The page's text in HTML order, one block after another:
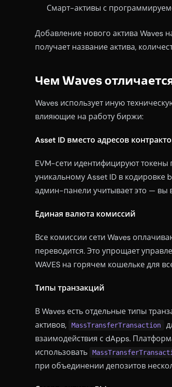
Смарт-активы с
Добавление нового актива Waves
получает название актива,
Чем Waves
Waves использует иную
влияющие на работу биржи:
Asset ID вместо адресов
EVM-сети идентифицируют токены
уникальному Asset ID в кодировке
админ-панели учитывает это — вы
Единая валюта комиссий
Все комиссии сети Waves
переводится. Это упрощает
WAVES на горячем кошельке для
Типы транзакций
В Waves есть отдельные типы
активов,
MassTransferTransaction
взаимодействия с dApps.
использовать
при объединении депозитов